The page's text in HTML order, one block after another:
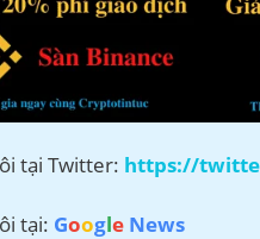
tại Twitter: https://
tại: Google News